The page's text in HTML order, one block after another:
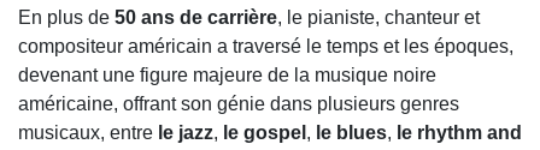
En plus de 50 ans de carrière, le pianiste, chanteur et
compositeur américain a traversé le temps et les époques,
devenant une figure majeure de la musique noire
américaine, offrant son génie dans plusieurs genres
musicaux, entre le jazz, le gospel , le blues, le rhythm and